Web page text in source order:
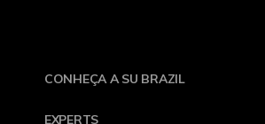
CONHEÇA A SU BRAZIL
EXPERTS